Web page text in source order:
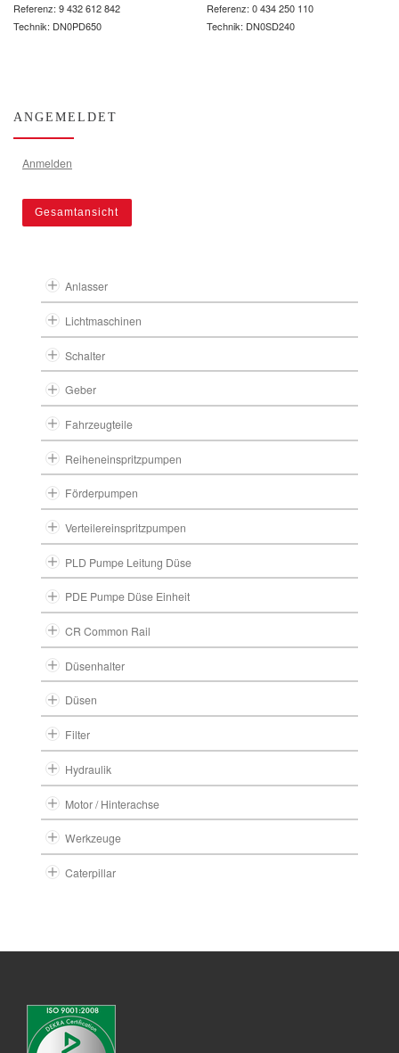
Referenz: 9 432 612 842
Technik: DN0PD650
Referenz: 0 434 250 110
Technik: DN0SD240
ANGEMELDET
Anmelden
Gesamtansicht
Anlasser
Lichtmaschinen
Schalter
Geber
Fahrzeugteile
Reiheneinspritzpumpen
Förderpumpen
Verteilereinspritzpumpen
PLD Pumpe Leitung Düse
PDE Pumpe Düse Einheit
CR Common Rail
Düsenhalter
Düsen
Filter
Hydraulik
Motor / Hinterachse
Werkzeuge
Caterpillar